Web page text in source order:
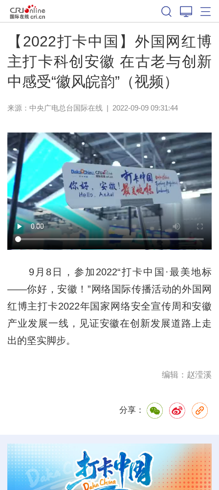
【2022打卡中国】外国网红博
主打卡科创安徽 在古老与创新
中感受“徽风皖韵”（视频）
来源：中央广电总台国际在线| 2022-09-09 09:31:44
9月8日，参加2022“打卡中国·最美地标
——你好，安徽！”网络国际传播活动的外国网
红博主打卡2022年国家网络安全宣传周和安徽
产业发展一线，见证安徽在创新发展道路上走
出的坚实脚步。
编辑：赵滢溪
分享：